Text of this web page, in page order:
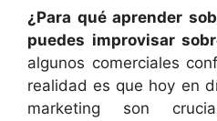
¿Para qué aprender
puedes improvisar
algunos comerciales
realidad es que hoy en
marketing son